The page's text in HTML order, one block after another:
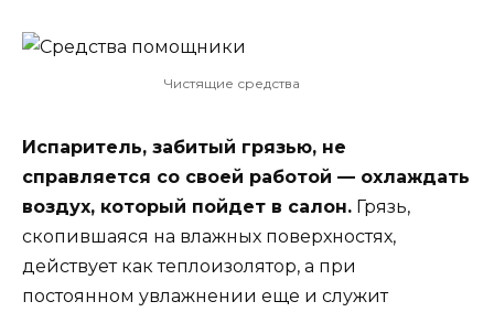
Чистящие средства
Испаритель, забитый грязью, не
справляется со своей работой — охлаждать
воздух, который пойдет в салон. Грязь,
скопившаяся на влажных поверхностях,
действует как теплоизолятор, а при
постоянном увлажнении еще и служит